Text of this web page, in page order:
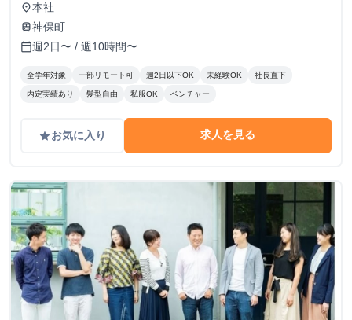
place本社
train神保町
calendar_today週2日〜 / 週10時間〜
全学年対象 一部リモート可 週2日以下OK 未経験OK 社長直下
内定実績あり 髪型自由 私服OK ベンチャー
gradeお気に入り 求人を見る